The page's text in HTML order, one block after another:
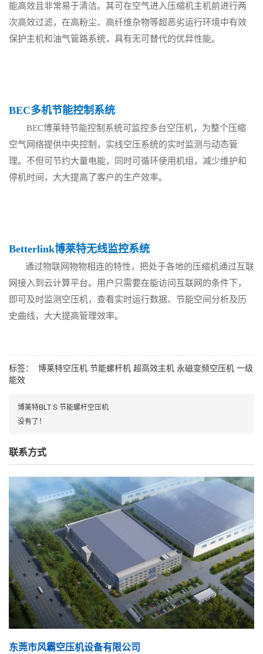
能高效且非常易于清洁。其可在空气进入压缩机主机前进行两
次高效过滤，在高粉尘、高纤维杂物等超恶劣运行环境中有效
保护主机和油气管路系统，具有无可替代的优异性能。
BEC多机节能控制系统
BEC博莱特节能控制系统可监控多台空压机，为整个压缩
空气网络提供中央控制，实线空压系统的实时监测与动态管
理。不但可节约大量电能，同时可循环使用机组，减少维护和
停机时间，大大提高了客户的生产效率。
Betterlink博莱特无线监控系统
通过物联网物物相连的特性，把处于各地的压缩机通过互联
网接入到云计算平台。用户只需要在能访问互联网的条件下，
即可及时监测空压机，查看实时运行数据、节能空间分析及历
史曲线，大大提高管理效率。
标签： 博莱特空压机 节能螺杆机 超高效主机 永磁变频空压机 一级
能效
博莱特BLT S 节能螺杆空压机
没有了！
联系方式
东莞市风霸空压机设备有限公司